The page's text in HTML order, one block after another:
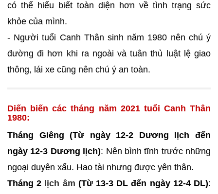
có thể hiểu biết toàn diện hơn về tình trạng sức
khỏe của mình.
- Người tuổi Canh Thân sinh năm 1980 nên chú ý
đường đi hơn khi ra ngoài và tuân thủ luật lệ giao
thông, lái xe cũng nên chú ý an toàn.
Diến biến các tháng năm 2021 tuổi Canh Thân
1980:
Tháng Giêng (Từ ngày 12-2 Dương lịch đến
ngày 12-3 Dương lịch): Nên bình tĩnh trước những
ngoại duyên xấu. Hao tài nhưng được yên thân.
Tháng 2 lịch âm (Từ 13-3 DL đến ngày 12-4 DL):